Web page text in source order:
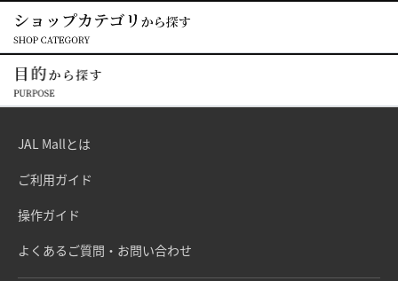
JAL Mallとは
ご利用ガイド
操作ガイド
よくあるご質問・お問い合わせ